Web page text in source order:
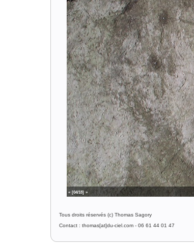
« [05/18] »
Tous droits réservés (c) Thomas Sagory
Contact : thomas[at]du-ciel.com - 06 61 44 01 47